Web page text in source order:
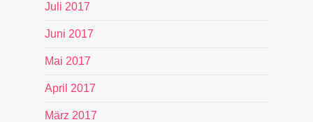
Juli 2017
Juni 2017
Mai 2017
April 2017
März 2017